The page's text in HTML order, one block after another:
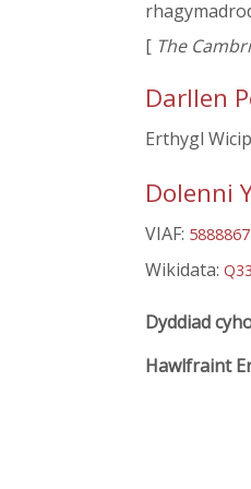
[ The
Darllen
Erthygl
Dolenni
VIAF:
Wikidata:
Dyddiad
Hawlfraint